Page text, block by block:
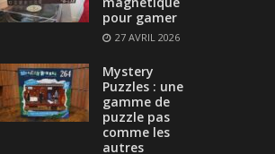
pour gamer
27 AVRIL 2026
Mystery
Puzzles : une
gamme de
puzzle pas
comme les
autres